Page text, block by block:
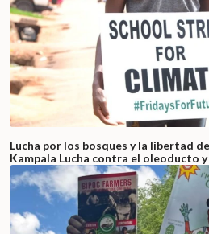
Lucha por los bosques y la libertad
Kampala Lucha contra el oleoducto